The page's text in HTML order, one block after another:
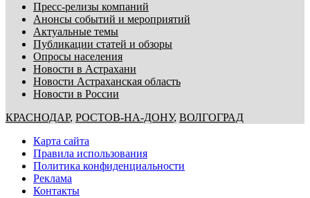
Пресс-релизы компаний
Анонсы событий и мероприятий
Актуальные темы
Публикации статей и обзоры
Опросы населения
Новости в Астрахани
Новости Астраханская область
Новости в России
КРАСНОДАР, РОСТОВ-НА-ДОНУ, ВОЛГОГРАД
Карта сайта
Правила использования
Политика конфиденциальности
Реклама
Контакты